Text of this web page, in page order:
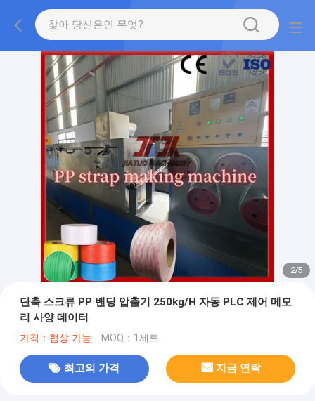
2/5
단축 스크류 PP 밴딩 압출기 250kg/H 자동 PLC 제어 메모
리 사양 데이터
가격：협상 가능 MOQ：1세트
최고의 가격 지금 연락